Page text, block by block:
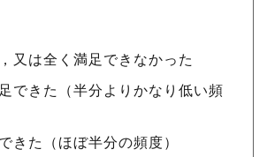
又は全く満足できなかった
できた（半分よりかなり低い頻
きた（ほぼ半分の頻度）